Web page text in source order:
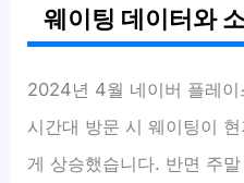
웨이팅 데이터와
2024년 4월 네이버 플레
시간대 방문 시 웨이팅이
게 상승했습니다. 반면 주